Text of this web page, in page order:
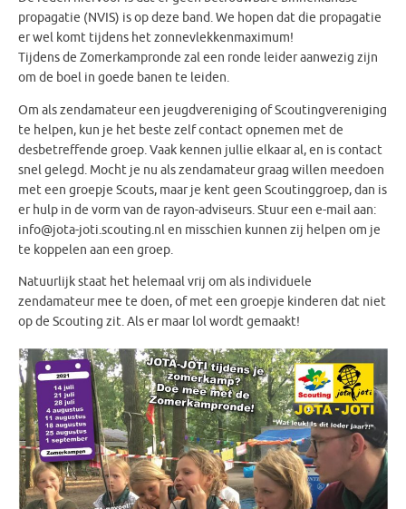
propagatie (NVIS) is op deze band. We hopen dat die propagatie
er wel komt tijdens het zonnevlekkenmaximum!
Tijdens de Zomerkampronde zal een ronde leider aanwezig zijn
om de boel in goede banen te leiden.
Om als zendamateur een jeugdvereniging of Scoutingvereniging
te helpen, kun je het beste zelf contact opnemen met de
desbetreffende groep. Vaak kennen jullie elkaar al, en is contact
snel gelegd. Mocht je nu als zendamateur graag willen meedoen
met een groepje Scouts, maar je kent geen Scoutinggroep, dan is
er hulp in de vorm van de rayon-adviseurs. Stuur een e-mail aan:
info@jota-joti.scouting.nl en misschien kunnen zij helpen om je
te koppelen aan een groep.
Natuurlijk staat het helemaal vrij om als individuele
zendamateur mee te doen, of met een groepje kinderen dat niet
op de Scouting zit. Als er maar lol wordt gemaakt!